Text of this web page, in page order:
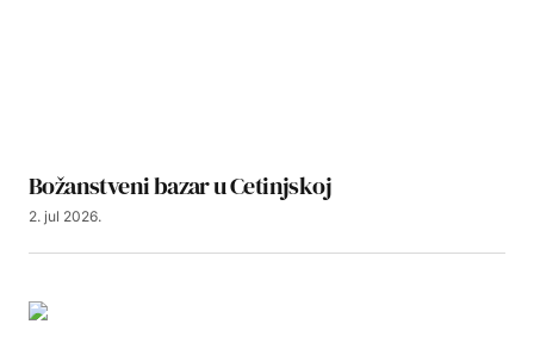
Božanstveni bazar u Cetinjskoj
2. jul 2026.